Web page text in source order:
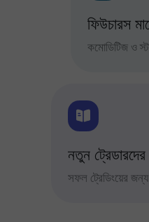
ফিউচারস
কমোডিটিজ ও
নতুন
সফল ট্রেডিংয়ের